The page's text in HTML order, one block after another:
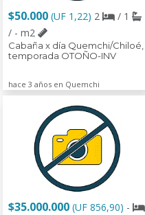
$50.000 (UF 1,22) 2
/ 1
/ - m2
Cabaña x día Quemchi/Chiloé,
temporada OTOÑO-INV
hace 3 años en Quemchi
$35.000.000 (UF 856,90) -